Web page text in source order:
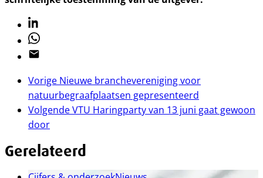
Linkedin
Whatsapp
Email
Vorige Nieuwe branchevereniging voor
natuurbegraafplaatsen gepresenteerd
VolgendeVTU Haringparty van 13 juni gaat gewoon
door
Gerelateerd